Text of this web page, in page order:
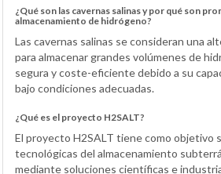
¿Qué son las cavernas salinas y por qué son
almacenamiento de hidrógeno?
Las cavernas salinas se consideran una
para almacenar grandes volúmenes de
segura y coste-eficiente debido a su
bajo condiciones adecuadas.
¿Qué es el proyecto H2SALT?
El proyecto H2SALT tiene como objetivo
tecnológicas del almacenamiento
mediante soluciones científicas e